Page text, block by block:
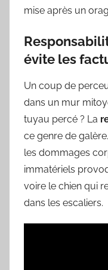
mise après un
évite les
Un coup de
dans un mur
tuyau percé ? La
ce genre de
les dommages
immatériels
voire le chien qui
dans les escaliers.